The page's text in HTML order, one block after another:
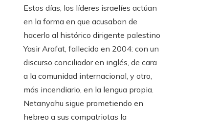
Estos días, los líderes israelíes actúan
en la forma en que acusaban de
hacerlo al histórico dirigente palestino
Yasir Arafat, fallecido en 2004: con un
discurso conciliador en inglés, de cara
a la comunidad internacional, y otro,
más incendiario, en la lengua propia.
Netanyahu sigue prometiendo en
hebreo a sus compatriotas la